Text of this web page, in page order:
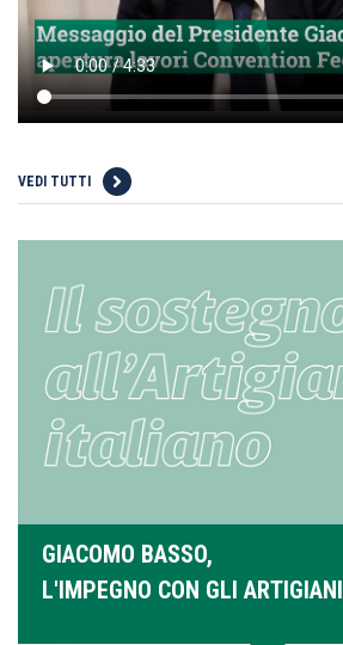
VEDI TUTTI
GIACOMO BASSO,
L'IMPEGNO CON GLI ARTIGIANI